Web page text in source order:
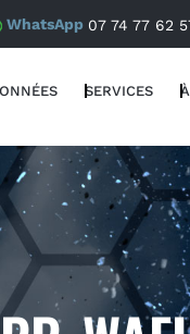
WhatsApp 07 74 77 62
SERVICES